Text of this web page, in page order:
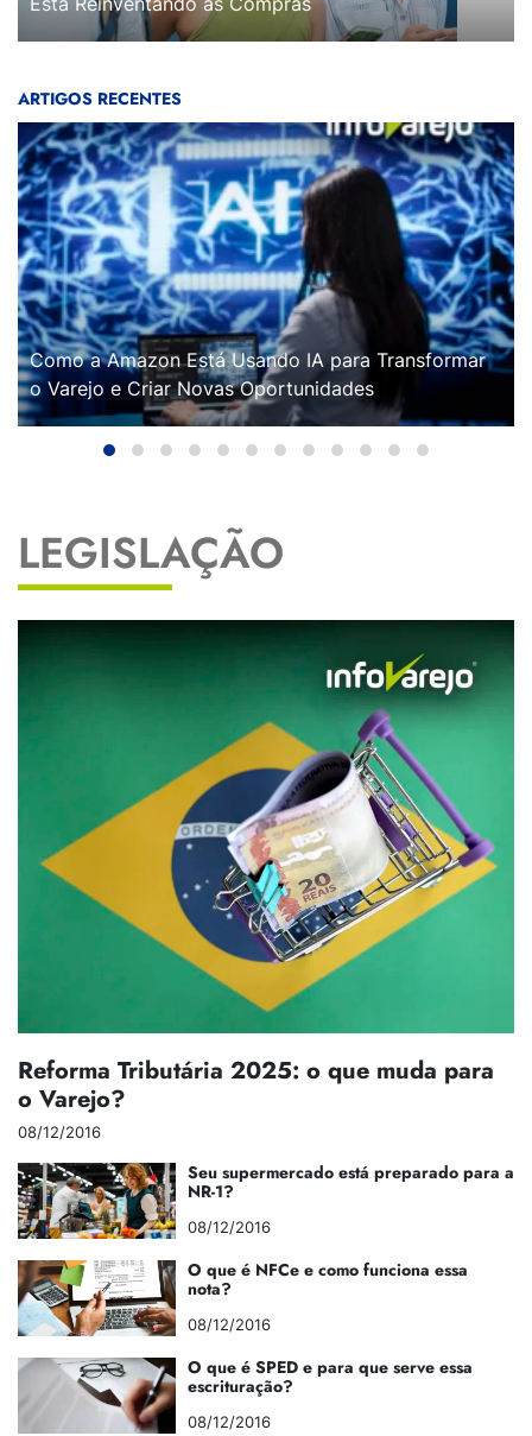
ARTIGOS RECENTES
Como a Amazon Está Usando IA para Transformar
o Varejo e Criar Novas Oportunidades
LEGISLAÇÃO
Reforma Tributária 2025: o que muda para
o Varejo?
08/12/2016
Seu supermercado está preparado para a
NR-1?
08/12/2016
O que é NFCe e como funciona essa
nota?
08/12/2016
O que é SPED e para que serve essa
escrituração?
08/12/2016